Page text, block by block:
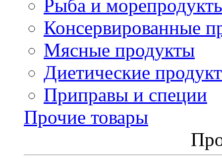
Рыба и
Консервированные
Мясные продукты
Диетические
Приправы и специи
Прочие товары